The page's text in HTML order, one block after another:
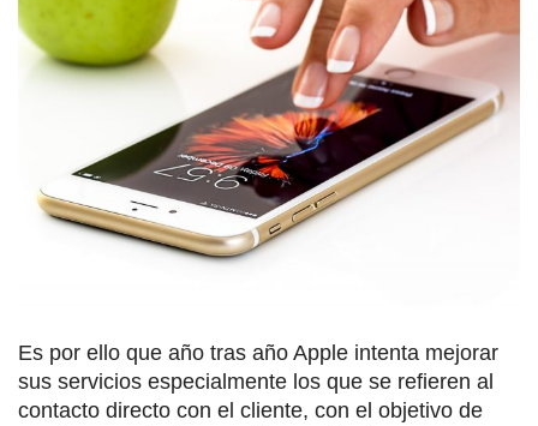
Es por ello que año tras año Apple intenta mejorar
sus servicios especialmente los que se refieren al
contacto directo con el cliente, con el objetivo de